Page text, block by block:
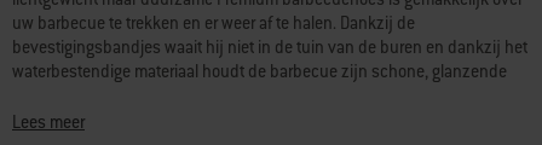
Reviews.
Dezelfde
paginalink.
uw barbecue te trekken en er weer af te halen. Dankzij de
bevestigingsbandjes waait hij niet in de tuin van de buren en dankzij het
waterbestendige materiaal houdt de barbecue zijn schone, glanzende
Lees meer